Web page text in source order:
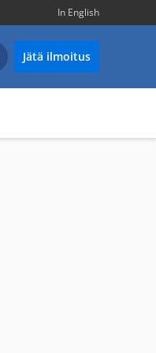
In English
Jätä ilmoitus